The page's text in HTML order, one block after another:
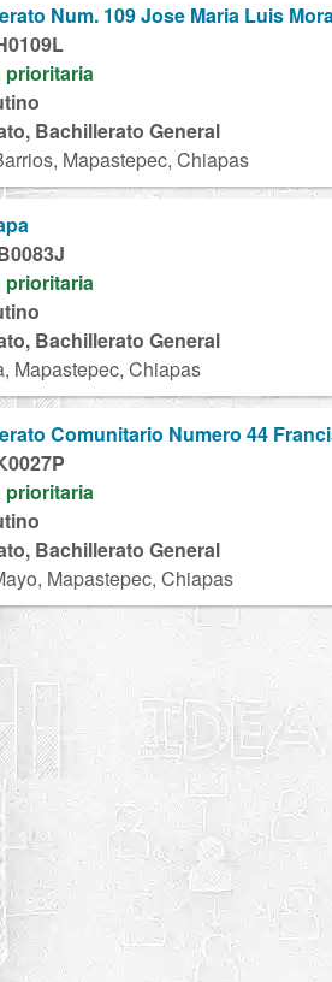
Num. 109 Jose Maria Luis
prioritaria
Bachillerato General
Mapastepec, Chiapas
prioritaria
Bachillerato General
Mapastepec, Chiapas
Comunitario Numero 44
prioritaria
Bachillerato General
Mapastepec, Chiapas